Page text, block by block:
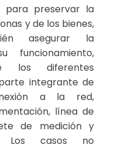
para preservar la
y de los bienes,
asegurar la
funcionamiento,
los diferentes
integrante de
a la red,
línea de
de medición y
Los casos no